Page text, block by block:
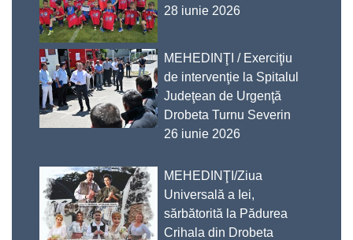
28 iunie 2026
MEHEDINŢI / Exerciţiu
de intervenţie la Spitalul
Judeţean de Urgenţă
Drobeta Turnu Severin
26 iunie 2026
MEHEDINŢI/Ziua
Universală a Iei,
sărbătorită la Pădurea
Crihala din Drobeta